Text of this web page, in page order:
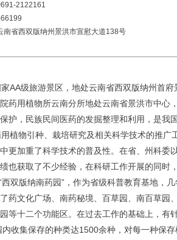
2122161
南省西双版纳州景洪市宣慰大道138号
AA级旅游景区，地处云南省西双版纳州首
药用植物所云南分所地处云南省景洪市中心
护，民族民间医药的发掘整理和利用，是我
植物引种、栽培研究及相关科学技术的推广
更加重了科学技术的普及性。在省、州科委
也获取了不少经验，在科研工作开展的同时
双版纳南药园”，作为省级科普教育基地，
药文化广场、南药秘境、百草园、南百草园
等十二个功能区。在过去工作的基础上，有
收集保存的种类达1500余种，对每一种保